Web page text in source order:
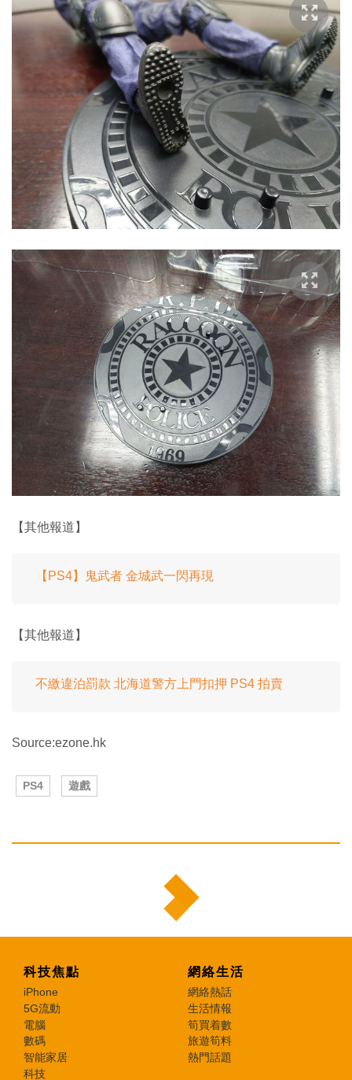
【其他報道】
【PS4】鬼武者 金城武一閃再現
【其他報道】
不繳違泊罰款 北海道警方上門扣押 PS4 拍賣
Source:ezone.hk
PS4 遊戲
科技焦點
iPhone
5G流動
電腦
數碼
智能家居
科技
網絡生活
網絡熱話
生活情報
筍買着數
旅遊筍料
熱門話題